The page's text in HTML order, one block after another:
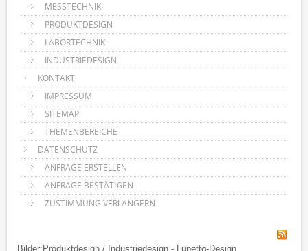
MESSTECHNIK
PRODUKTDESIGN
LABORTECHNIK
INDUSTRIEDESIGN
KONTAKT
IMPRESSUM
SITEMAP
THEMENBEREICHE
DATENSCHUTZ
ANFRAGE ERSTELLEN
ANFRAGE BESTÄTIGEN
ZUSTIMMUNG VERLÄNGERN
Bilder Produktdesign / Industriedesign - Lupetto-Design